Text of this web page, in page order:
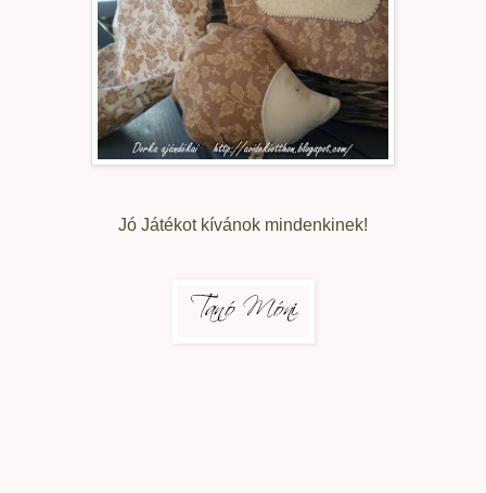
Jó Játékot kívánok mindenkinek!